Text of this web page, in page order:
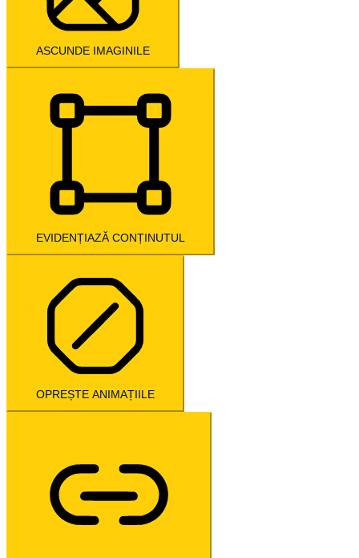
ASCUNDE IMAGINILE
EVIDENȚIAZĂ CONȚINUTUL
OPREȘTE ANIMAȚIILE